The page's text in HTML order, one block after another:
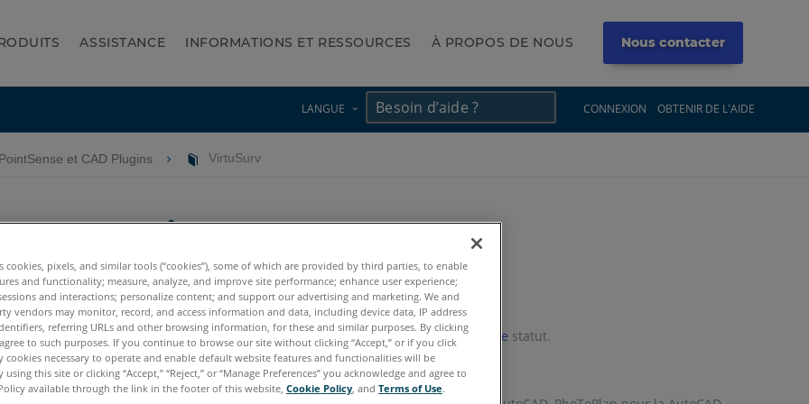
ASSISTANCE INFORMATIONS ET RESSOURCES À PROPOS DE NOUS Nous contacter
LANGUE CONNEXION OBTENIR DE L'AIDE
×
et CAD Plugins VirtuSurv
VirtuSurv
for Autodesk Revit ® 2018, FARO ® met PointSense et Plugins associés à l'héritage statut.
Il contient toutes les fonctionnalités de l'ancien PointSense for Revit.
cookies, pixels, and similar tools (“cookies”), some of which are provided by third parties, to enable
and functionality; measure, analyze, and improve site performance; enhance user experience;
and interactions; personalize content; and support our advertising and marketing. We and
vendors may monitor, record, and access information and data, including device data, IP address
referring URLs and other browsing information, for these and similar purposes. By clicking
to such purposes. If you continue to browse our site without clicking “Accept,” or if you click
cookies necessary to operate and enable default website features and functionalities will be
using this site or clicking “Accept,” “Reject,” or “Manage Preferences” you acknowledge and agree to
available through the link in the footer of this website, Cookie Policy , and Terms of Use.